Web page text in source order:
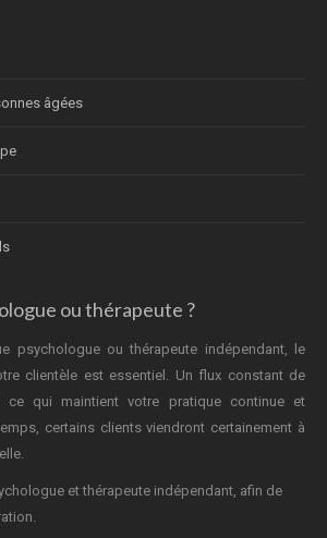
âgées
ou thérapeute ?
psychologue ou thérapeute indépendant, le
clientèle est essentiel. Un flux constant de
ce qui maintient votre pratique continue et
certains clients viendront certainement à
et thérapeute indépendant, afin de